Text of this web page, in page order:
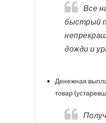
Все наши расчёты на
быстрый
дожди и
Денежная
товар
Получив расчёт за